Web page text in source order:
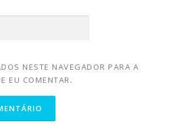
NESTE NAVEGADOR PARA A
EU COMENTAR.